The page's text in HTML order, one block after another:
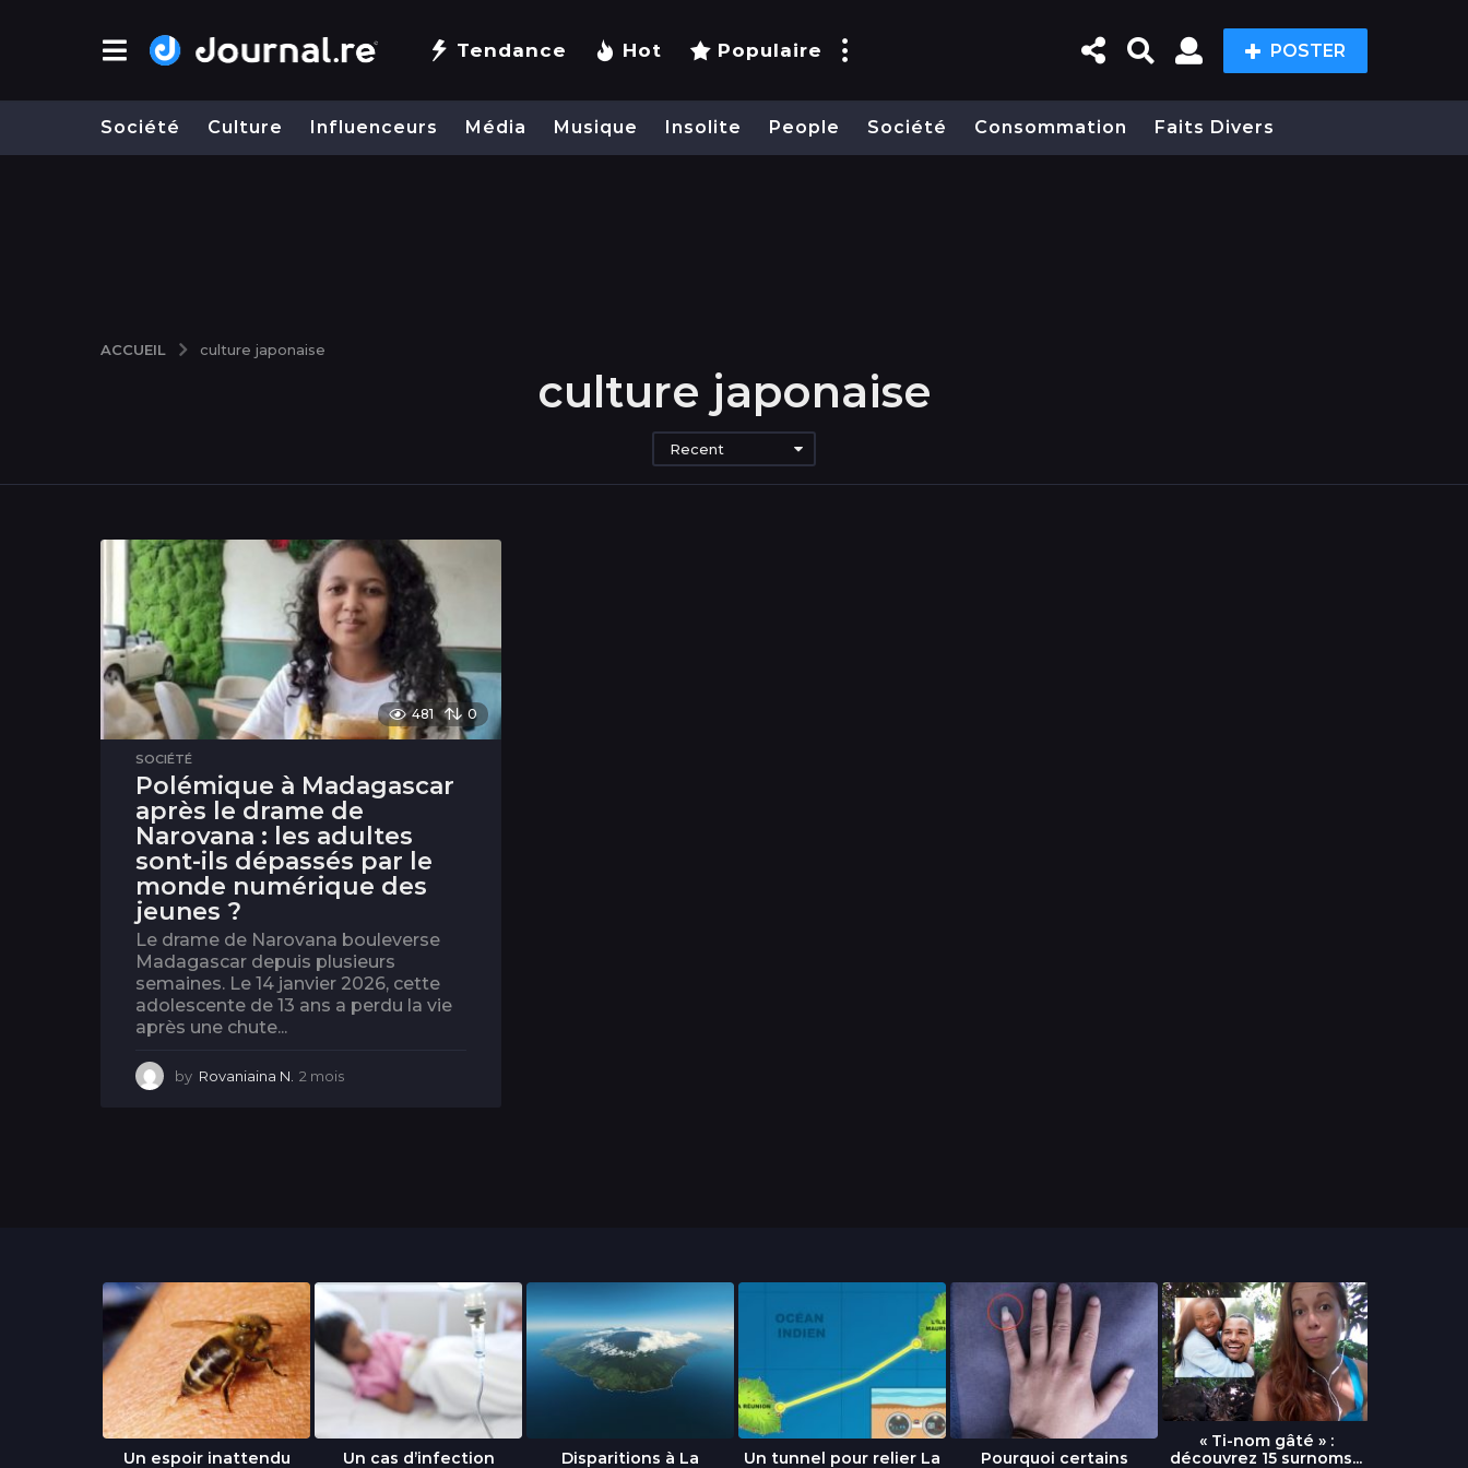
Tendance Hot Populaire POSTER
Société Culture Influenceurs Média Musique Insolite People Société Consommation Faits Divers
ACCUEIL culture japonaise
culture japonaise
Recent
481 0
SOCIÉTÉ
Polémique à Madagascar
après le drame de
Narovana : les adultes
sont-ils dépassés par le
monde numérique des
jeunes ?
Le drame de Narovana bouleverse
Madagascar depuis plusieurs
semaines. Le 14 janvier 2026, cette
adolescente de 13 ans a perdu la vie
après une chute...
by Rovaniaina N. 2 mois
Un espoir inattendu
Un cas d’infection
Disparitions à La
Un tunnel pour relier La
Pourquoi certains
« Ti-nom gâté » :
découvrez 15 surnoms...